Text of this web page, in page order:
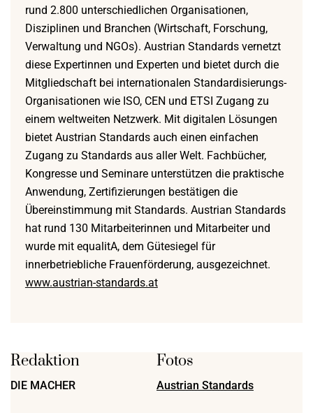
rund 2.800 unterschiedlichen Organisationen,
Disziplinen und Branchen (Wirtschaft, Forschung,
Verwaltung und NGOs). Austrian Standards vernetzt
diese Expertinnen und Experten und bietet durch die
Mitgliedschaft bei internationalen Standardisierungs-
Organisationen wie ISO, CEN und ETSI Zugang zu
einem weltweiten Netzwerk. Mit digitalen Lösungen
bietet Austrian Standards auch einen einfachen
Zugang zu Standards aus aller Welt. Fachbücher,
Kongresse und Seminare unterstützen die praktische
Anwendung, Zertifizierungen bestätigen die
Übereinstimmung mit Standards. Austrian Standards
hat rund 130 Mitarbeiterinnen und Mitarbeiter und
wurde mit equalitA, dem Gütesiegel für
innerbetriebliche Frauenförderung, ausgezeichnet.
www.austrian-standards.at
Redaktion
DIE MACHER
Fotos
Austrian Standards